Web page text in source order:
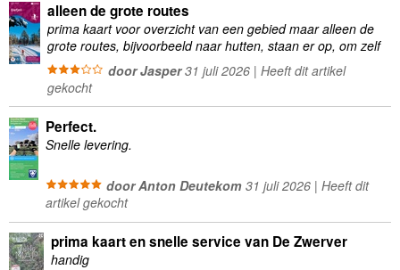
alleen de grote routes
prima kaart voor overzicht van een gebied maar alleen de
grote routes, bijvoorbeeld naar hutten, staan er op, om zelf
wandelingen te plannen minder geschikt
door Jasper31 juli 2026 | Heeft dit artikel
gekocht
Perfect.
Snelle levering.
door Anton Deutekom31 juli 2026 | Heeft dit
artikel gekocht
prima kaart en snelle service van De Zwerver
handig